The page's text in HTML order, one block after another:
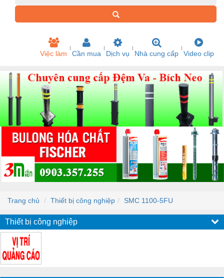
Việc làm Cần mua Dịch vụ Nhà cung cấp Video clip
Trang chủ Thiết bị công nghiệp SMC 1100-5FU
Thiết bị công nghiệp